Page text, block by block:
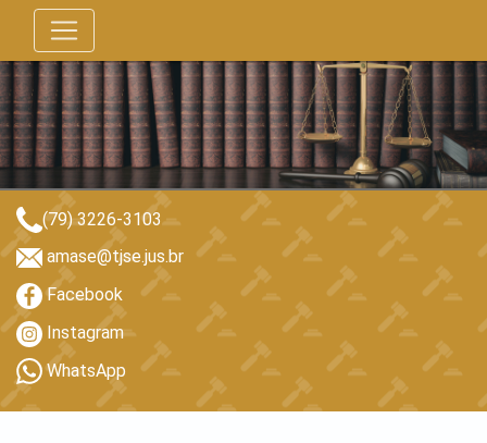
(79) 3226-3103
amase@tjse.jus.br
Facebook
Instagram
WhatsApp